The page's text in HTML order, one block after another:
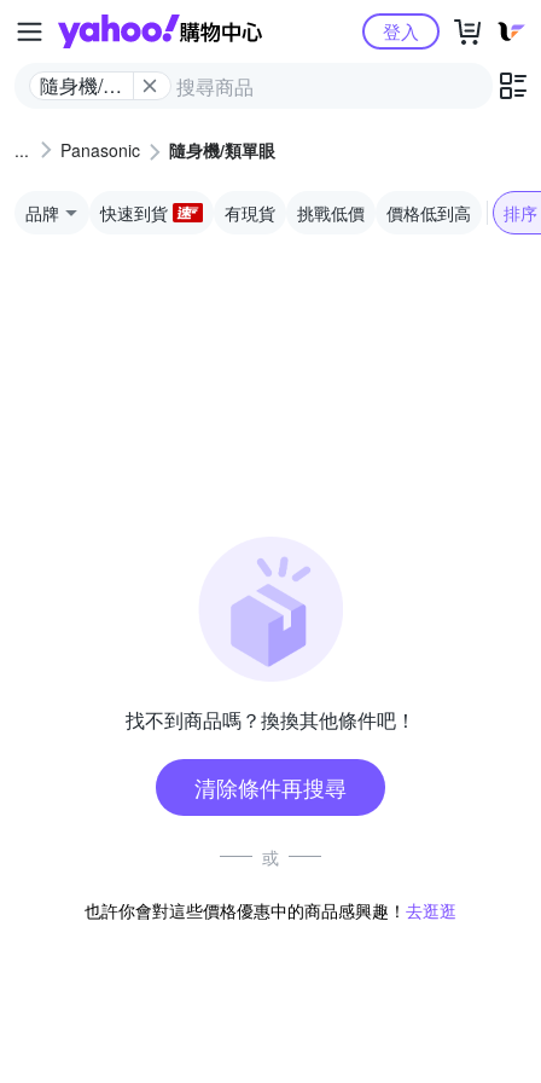
Yahoo購物中心
隨身機/類
登入
Panasonic 隨身機/類單眼
品牌 快速到貨 有現貨 挑戰低價 價格低到高 排序
找不到商品嗎？換換其他條件吧！
清除條件再搜尋
或
也許你會對這些價格優惠中的商品感興趣！ 去逛逛